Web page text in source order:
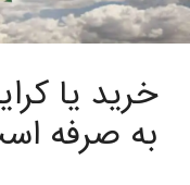
خرید یا
به صرفه